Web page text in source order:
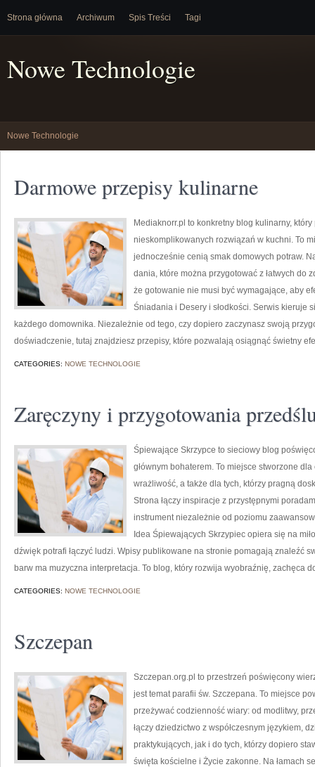
Strona główna Archiwum Spis Treści Tagi
Nowe Technologie
Nowe Technologie
Darmowe przepisy kulinarne
Mediaknorr.pl to konkretny blog kulinarny,
nieskomplikowanych rozwiązań w kuchni. To
jednocześnie cenią smak domowych potraw.
dania, które można przygotować z łatwych do
że gotowanie nie musi być wymagające, aby
Śniadania i Desery i słodkości. Serwis kieruje
każdego domownika. Niezależnie od tego, czy dopiero zaczynasz swoją
doświadczenie, tutaj znajdziesz przepisy, które pozwalają osiągnąć świetny
CATEGORIES: NOWE TECHNOLOGIE
Zaręczyny i przygotowania
Śpiewające Skrzypce to sieciowy blog
głównym bohaterem. To miejsce stworzone
wrażliwość, a także dla tych, którzy pragną
Strona łączy inspiracje z przystępnymi
instrument niezależnie od poziomu
Idea Śpiewających Skrzypiec opiera się na
dźwięk potrafi łączyć ludzi. Wpisy publikowane na stronie pomagają znaleźć
barw ma muzyczna interpretacja. To blog, który rozwija wyobraźnię, zachęca
CATEGORIES: NOWE TECHNOLOGIE
Szczepan
Szczepan.org.pl to przestrzeń poświęcony
jest temat parafii św. Szczepana. To miejsce
przeżywać codzienność wiary: od modlitwy,
łączy dziedzictwo z współczesnym językiem,
praktykujących, jak i do tych, którzy dopiero
święta kościelne i Życie zakonne. Na łamach